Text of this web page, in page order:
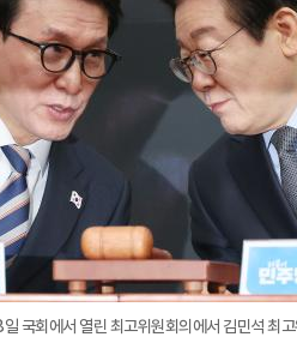
국회에서 열린 최고위원회의에서 김민석 최